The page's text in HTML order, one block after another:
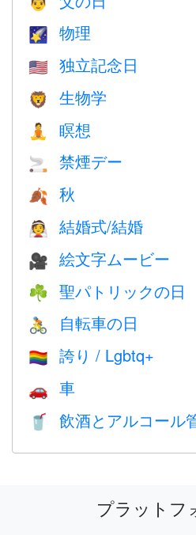
🌠 物理
🇺🇸 独立記念日
🦁 生物学
🧘 瞑想
🚬 禁煙デー
🍂 秋
👰 結婚式/結婚
🎥 絵文字ムービー
☘️ 聖パトリックの日
🚴 自転車の日
🏳️‍🌈 誇り / Lgbtq+
🚗 車
🥤 飲酒とアルコール
プラットフ